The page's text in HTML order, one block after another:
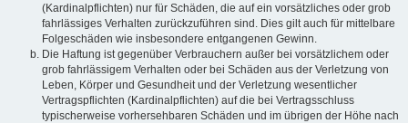
(Kardinalpflichten) nur für Schäden, die auf ein vorsätzliches oder grob
fahrlässiges Verhalten zurückzuführen sind. Dies gilt auch für mittelbare
Folgeschäden wie insbesondere entgangenen Gewinn.
Die Haftung ist gegenüber Verbrauchern außer bei vorsätzlichem oder
grob fahrlässigem Verhalten oder bei Schäden aus der Verletzung von
Leben, Körper und Gesundheit und der Verletzung wesentlicher
Vertragspflichten (Kardinalpflichten) auf die bei Vertragsschluss
typischerweise vorhersehbaren Schäden und im übrigen der Höhe nach